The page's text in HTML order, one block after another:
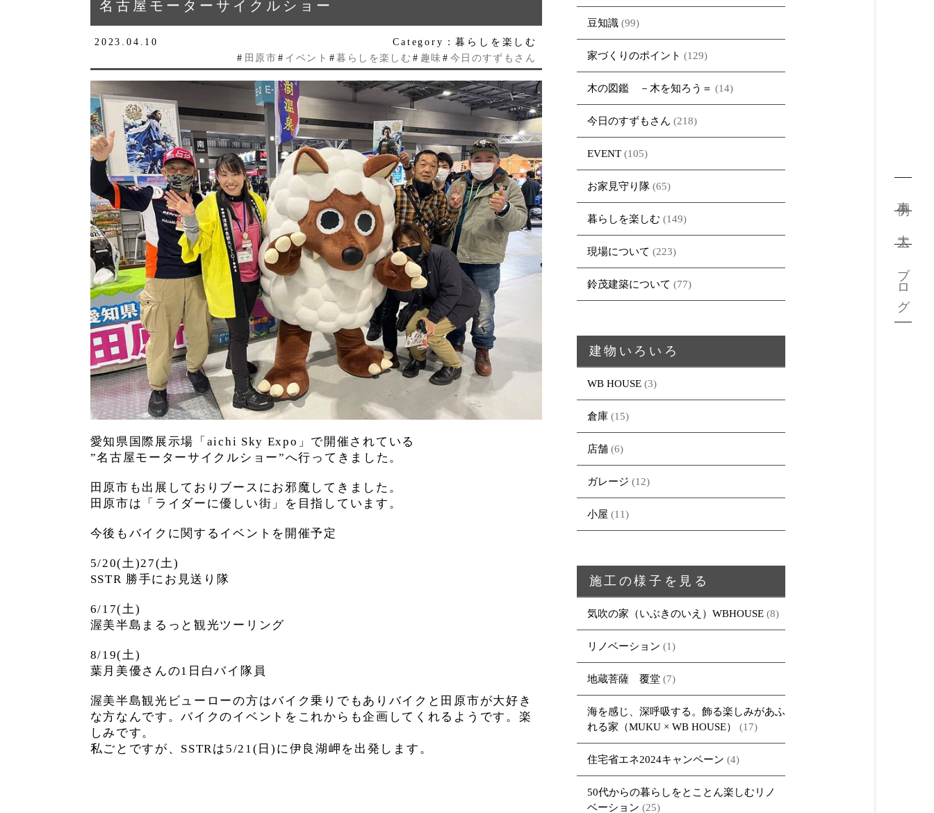
ブログ
名古屋モーターサイクルショー
2023.04.10
Category：暮らしを楽しむ
# 田原市 # イベント # 暮らしを楽しむ # 趣味 # 今日のすずもさん
愛知県国際展示場「aichi Sky Expo」で開催されている
”名古屋モーターサイクルショー”へ行ってきました。
田原市も出展しておりブースにお邪魔してきました。
田原市は「ライダーに優しい街」を目指しています。
今後もバイクに関するイベントを開催予定
5/20(土)27(土)
SSTR 勝手にお見送り隊
6/17(土)
渥美半島まるっと観光ツーリング
8/19(土)
葉月美優さんの1日白バイ隊員
渥美半島観光ビューローの方はバイク乗りでもありバイクと田原市が大好き
な方なんです。バイクのイベントをこれからも企画してくれるようです。楽
しみです。
私ごとですが、SSTRは5/21(日)に伊良湖岬を出発します。
豆知識(99)
家づくりのポイント (129)
木の図鑑 －木を知ろう＝ (14)
今日のすずもさん (218)
EVENT(105)
お家見守り隊(65)
暮らしを楽しむ (149)
現場について (223)
鈴茂建築について (77)
建物いろいろ
WB HOUSE(3)
倉庫(15)
店舗(6)
ガレージ (12)
小屋 (11)
施工の様子を見る
気吹の家（いぶきのいえ）WBHOUSE(8)
リノベーション (1)
地蔵菩薩 覆堂(7)
海を感じ、深呼吸する。飾る楽しみがあふ
れる家（MUKU × WB HOUSE）
(17)
住宅省エネ2024キャンペーン (4)
50代からの暮らしをとことん楽しむリノ
ベーション (25)